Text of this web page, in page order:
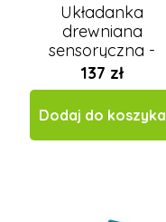
MyMoo
Nienhuis Montessori
NoulyToys
Opinel
Oxybul
Petit Boum
Układanka
drewniana
sensoryczna -
Kształty i dźwięki
137 zł
Dodaj do koszyka